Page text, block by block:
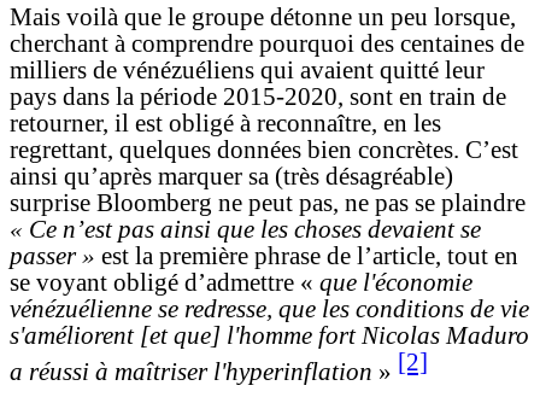
Mais voilà que le groupe détonne un peu lorsque,
cherchant à comprendre pourquoi des centaines de
milliers de vénézuéliens qui avaient quitté leur
pays dans la période 2015-2020, sont en train de
retourner, il est obligé à reconnaître, en les
regrettant, quelques données bien concrètes. C’est
ainsi qu’après marquer sa (très désagréable)
surprise Bloomberg ne peut pas, ne pas se plaindre
« Ce n’est pas ainsi que les choses devaient se
passer » est la première phrase de l’article, tout en
se voyant obligé d’admettre « que l'économie
vénézuélienne se redresse, que les conditions de vie
s'améliorent [et que] l'homme fort Nicolas Maduro
a réussi à maîtriser l'hyperinflation » [2]